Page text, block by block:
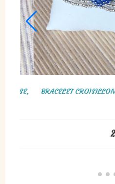
ROCAILLES CAMAÏEU DE BLEUS ET